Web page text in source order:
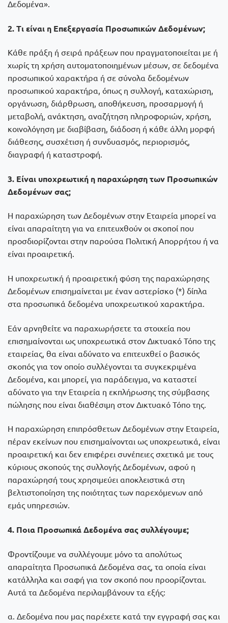
Δεδομένα».
2. Τι είναι η Επεξεργασία Προσωπικών Δεδομένων;
Κάθε πράξη ή σειρά πράξεων που πραγματοποιείται με ή
χωρίς τη χρήση αυτοματοποιημένων μέσων, σε δεδομένα
προσωπικού χαρακτήρα ή σε σύνολα δεδομένων
προσωπικού χαρακτήρα, όπως η συλλογή, καταχώριση,
οργάνωση, διάρθρωση, αποθήκευση, προσαρμογή ή
μεταβολή, ανάκτηση, αναζήτηση πληροφοριών, χρήση,
κοινολόγηση με διαβίβαση, διάδοση ή κάθε άλλη μορφή
διάθεσης, συσχέτιση ή συνδυασμός, περιορισμός,
διαγραφή ή καταστροφή.
3. Είναι υποχρεωτική η παραχώρηση των Προσωπικών
Δεδομένων σας;
Η παραχώρηση των Δεδομένων στην Εταιρεία μπορεί να
είναι απαραίτητη για να επιτευχθούν οι σκοποί που
προσδιορίζονται στην παρούσα Πολιτική Απορρήτου ή να
είναι προαιρετική.
Η υποχρεωτική ή προαιρετική φύση της παραχώρησης
Δεδομένων επισημαίνεται με έναν αστερίσκο (*) δίπλα
στα προσωπικά δεδομένα υποχρεωτικού χαρακτήρα.
Εάν αρνηθείτε να παραχωρήσετε τα στοιχεία που
επισημαίνονται ως υποχρεωτικά στον Δικτυακό Τόπο της
εταιρείας, θα είναι αδύνατο να επιτευχθεί ο βασικός
σκοπός για τον οποίο συλλέγονται τα συγκεκριμένα
Δεδομένα, και μπορεί, για παράδειγμα, να καταστεί
αδύνατο για την Εταιρεία η εκπλήρωσης της σύμβασης
πώλησης που είναι διαθέσιμη στον Δικτυακό Τόπο της.
Η παραχώρηση επιπρόσθετων Δεδομένων στην Εταιρεία,
πέραν εκείνων που επισημαίνονται ως υποχρεωτικά, είναι
προαιρετική και δεν επιφέρει συνέπειες σχετικά με τους
κύριους σκοπούς της συλλογής Δεδομένων, αφού η
παραχώρησή τους χρησιμεύει αποκλειστικά στη
βελτιστοποίηση της ποιότητας των παρεχόμενων από
εμάς υπηρεσιών.
4. Ποια Προσωπικά Δεδομένα σας συλλέγουμε;
Φροντίζουμε να συλλέγουμε μόνο τα απολύτως
απαραίτητα Προσωπικά Δεδομένα σας, τα οποία είναι
κατάλληλα και σαφή για τον σκοπό που προορίζονται.
Αυτά τα Δεδομένα περιλαμβάνουν τα εξής:
α. Δεδομένα που μας παρέχετε κατά την εγγραφή σας και